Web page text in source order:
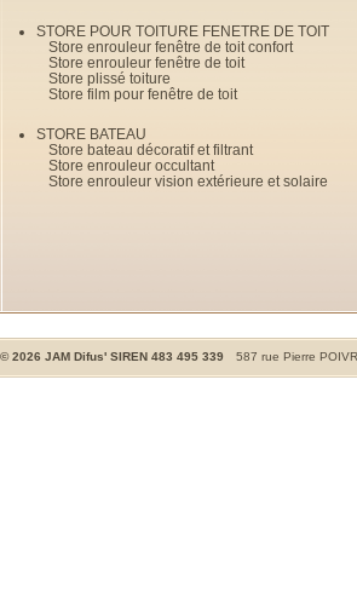
STORE POUR TOITURE FENETRE DE TOIT
Store enrouleur fenêtre de toit confort
Store enrouleur fenêtre de toit
Store plissé toiture
Store film pour fenêtre de toit
STORE BATEAU
Store bateau décoratif et filtrant
Store enrouleur occultant
Store enrouleur vision extérieure et solaire
©2026 JAM Difus' SIREN 483 495 339 587 rue Pierre